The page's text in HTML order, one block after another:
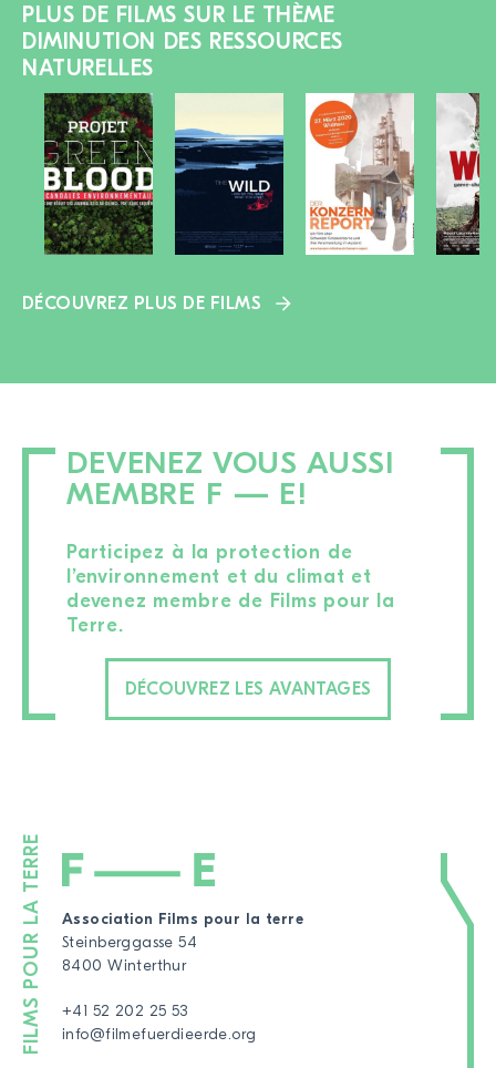
PLUS DE FILMS SUR LE THÈME
DIMINUTION DES RESSOURCES
NATURELLES
DÉCOUVREZ PLUS DE FILMS
DEVENEZ VOUS AUSSI
MEMBRE F — E!
Participez à la protection de
l’environnement et du climat et
devenez membre de Films pour la
Terre.
DÉCOUVREZ LES AVANTAGES
Association Films pour la terre
Steinberggasse 54
8400 Winterthur
+41 52 202 25 53
info@filmefuerdieerde.org